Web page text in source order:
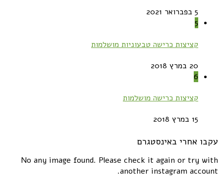
5 בפברואר 2021
5
קציצות כרישה טבעוניות מושלמות
20 במרץ 2018
6
קציצות כרישה מושלמות
15 במרץ 2018
עקבו אחרי באינסטגרם
No any image found. Please check it again or try with
another instagram account.